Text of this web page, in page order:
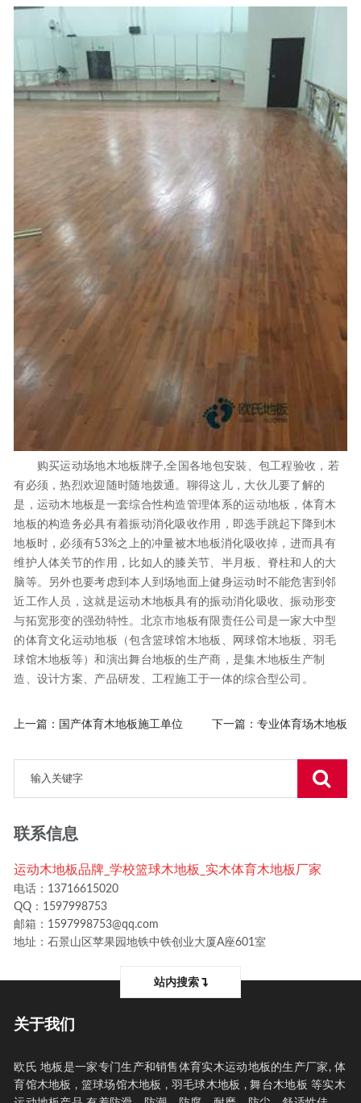
购买运动场地木地板牌子,全国各地包安裝、包工程验收，若
有必须，热烈欢迎随时随地拨通。聊得这儿，大伙儿要了解的
是，运动木地板是一套综合性构造管理体系的运动地板，体育木
地板的构造务必具有着振动消化吸收作用，即选手跳起下降到木
地板时，必须有53%之上的冲量被木地板消化吸收掉，进而具有
维护人体关节的作用，比如人的膝关节、半月板、脊柱和人的大
脑等。另外也要考虑到本人到场地面上健身运动时不能危害到邻
近工作人员，这就是运动木地板具有的振动消化吸收、振动形变
与拓宽形变的强劲特性。北京市地板有限责任公司是一家大中型
的体育文化运动地板（包含篮球馆木地板、网球馆木地板、羽毛
球馆木地板等）和演出舞台地板的生产商，是集木地板生产制
造、设计方案、产品研发、工程施工于一体的综合型公司。
上一篇： 国产体育木地板施工单位 下一篇： 专业体育场木地板
联系信息
运动木地板品牌_学校篮球木地板_实木体育木地板厂家
电话：13716615020
QQ：1597998753
邮箱：1597998753@qq.com
地址：石景山区苹果园地铁中铁创业大厦A座601室
站内搜索
关于我们
欧氏 地板是一家专门生产和销售体育实木运动地板的生产厂家, 体
育馆木地板 , 篮球场馆木地板 , 羽毛球木地板 , 舞台木地板 等实木